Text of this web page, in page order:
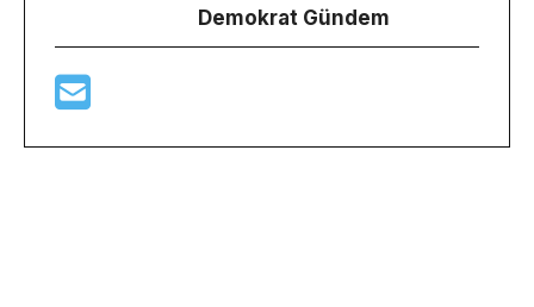
Demokrat Gündem